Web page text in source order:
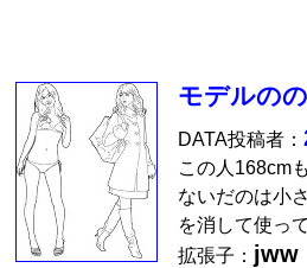
モデルの
DATA投稿者：
この人168cm
ないだのは小
を消して使っ
拡張子： jww